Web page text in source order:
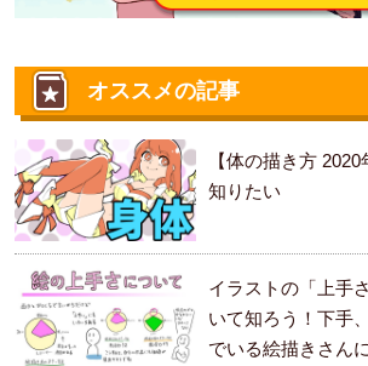
オススメの記事
【体の描き方
知りたい
イラストの「上手
いて知ろう！下手
でいる絵描きさん